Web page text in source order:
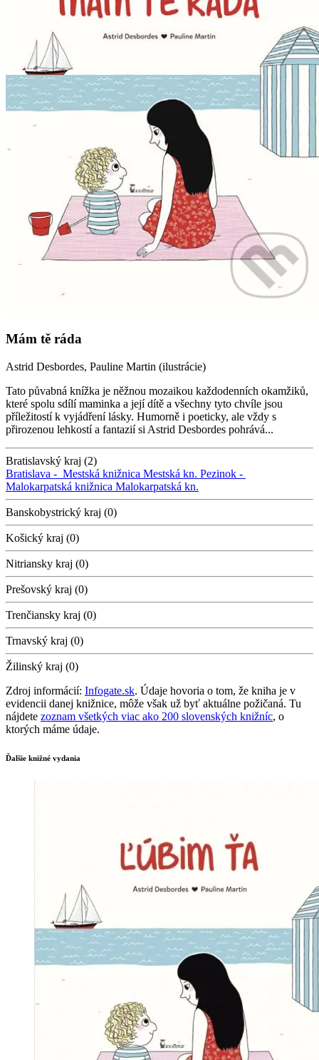
Mám tě ráda
Astrid Desbordes, Pauline Martin (ilustrácie)
Tato půvabná knížka je něžnou mozaikou každodenních okamžiků,
které spolu sdílí maminka a její dítě a všechny tyto chvíle jsou
příležitostí k vyjádření lásky. Humorně i poeticky, ale vždy s
přirozenou lehkostí a fantazií si Astrid Desbordes pohrává...
Bratislavský kraj (2)
Bratislava - Mestská knižnica Mestská kn. Pezinok -
Malokarpatská knižnica Malokarpatská kn.
Banskobystrický kraj (0)
Košický kraj (0)
Nitriansky kraj (0)
Prešovský kraj (0)
Trenčiansky kraj (0)
Trnavský kraj (0)
Žilinský kraj (0)
Zdroj informácií: Infogate.sk. Údaje hovoria o tom, že kniha je v
evidencii danej knižnice, môže však už byť aktuálne požičaná. Tu
nájdete zoznam všetkých viac ako 200 slovenských knižníc, o
ktorých máme údaje.
Ďalšie knižné vydania